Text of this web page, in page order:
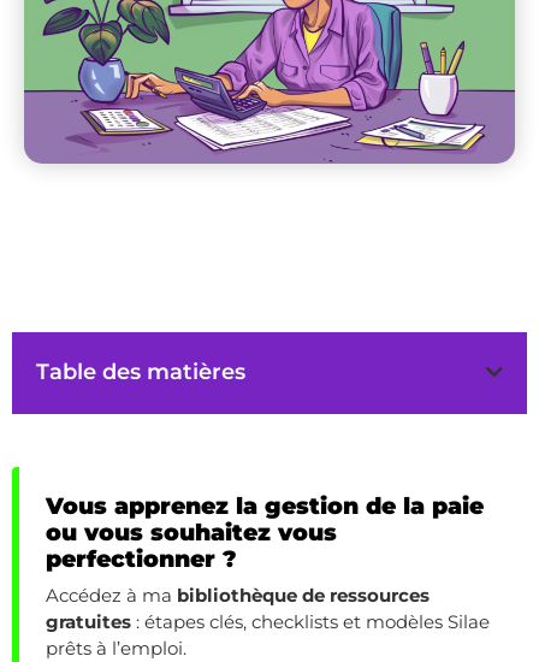
Table des matières
Vous apprenez la gestion de la paie
ou vous souhaitez vous
perfectionner ?
Accédez à ma bibliothèque de ressources
gratuites : étapes clés, checklists et modèles Silae
prêts à l’emploi.